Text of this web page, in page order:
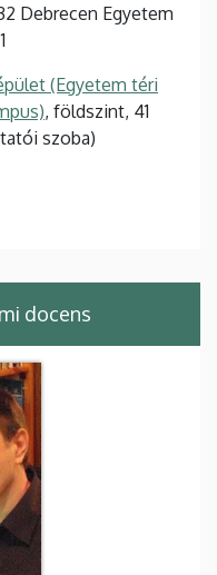
Debrecen Egyetem
(Egyetem téri
, földszint, 41
szoba)
docens